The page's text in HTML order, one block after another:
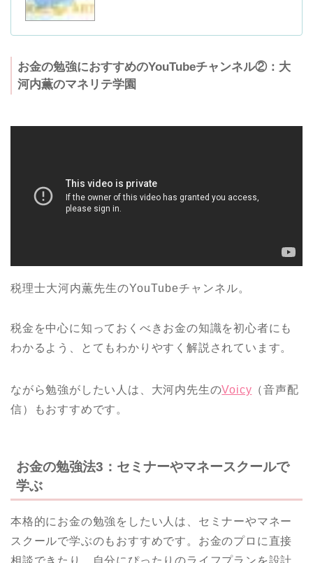
お金の勉強におすすめのYouTubeチャンネル②：大
河内薫のマネリテ学園
税理士大河内薫先生のYouTubeチャンネル。
税金を中心に知っておくべきお金の知識を初心者にも
わかるよう、とてもわかりやすく解説されています。
ながら勉強がしたい人は、大河内先生のVoicy （音声配
信）もおすすめです。
お金の勉強法3：セミナーやマネースクールで
学ぶ
本格的にお金の勉強をしたい人は、セミナーやマネー
スクールで学ぶのもおすすめです。お金のプロに直接